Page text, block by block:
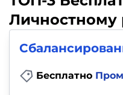
Личностному
Бесплатно